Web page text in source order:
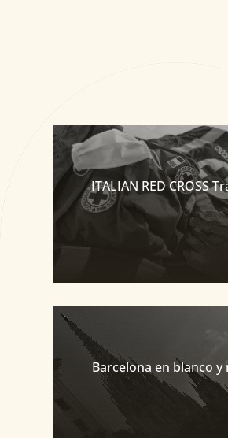
ITALIAN RED CROSS
Pomeriggio
Barcelona en blanco y